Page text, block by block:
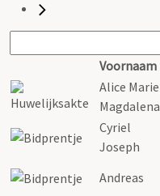
Voornaam
Alice Marie
Magdalena
Cyriel
Joseph
Andreas